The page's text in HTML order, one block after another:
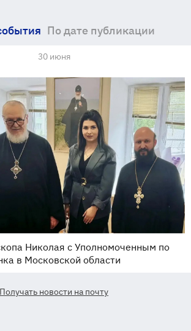
По дате публикации
30 июня
Николая с Уполномоченным по
в Московской области
Получать новости на почту